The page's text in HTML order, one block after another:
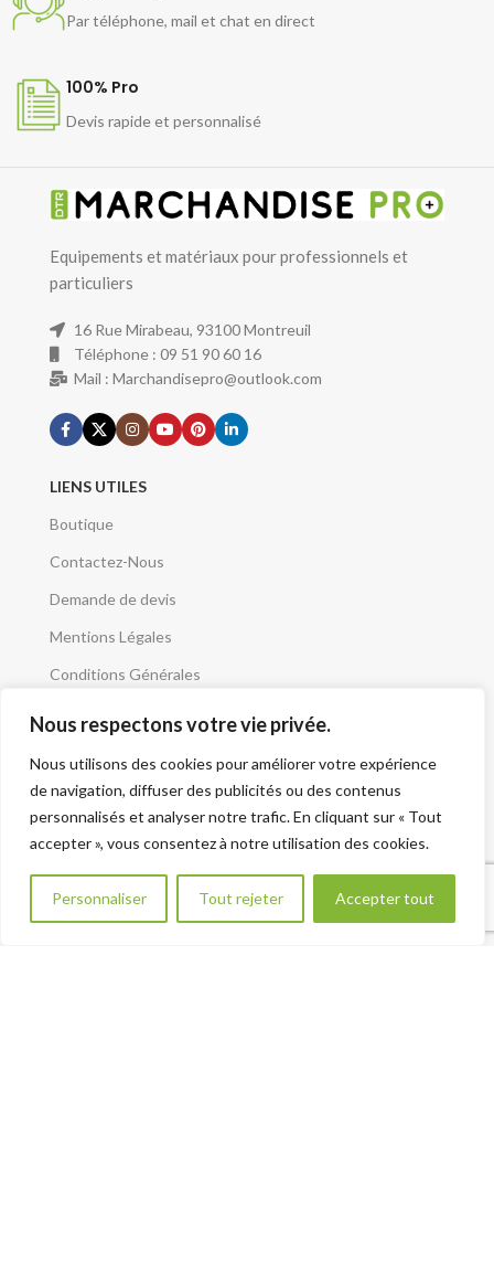
Nous respectons votre vie privée.
Nous utilisons des cookies pour améliorer votre expérience
de navigation, diffuser des publicités ou des contenus
personnalisés et analyser notre trafic. En cliquant sur « Tout
accepter », vous consentez à notre utilisation des cookies.
Personnaliser Tout rejeter Accepter tout
Par téléphone, mail et chat en direct
100% Pro
Devis rapide et personnalisé
Equipements et matériaux pour professionnels et
particuliers
16 Rue Mirabeau, 93100 Montreuil
Téléphone : 09 51 90 60 16
Mail : Marchandisepro@outlook.com
LIENS UTILES
Boutique
Contactez-Nous
Demande de devis
Mentions Légales
Conditions Générales
Plan du site - Sitemap
Renseignement Projet
Aluminium
Besoin d aide ?